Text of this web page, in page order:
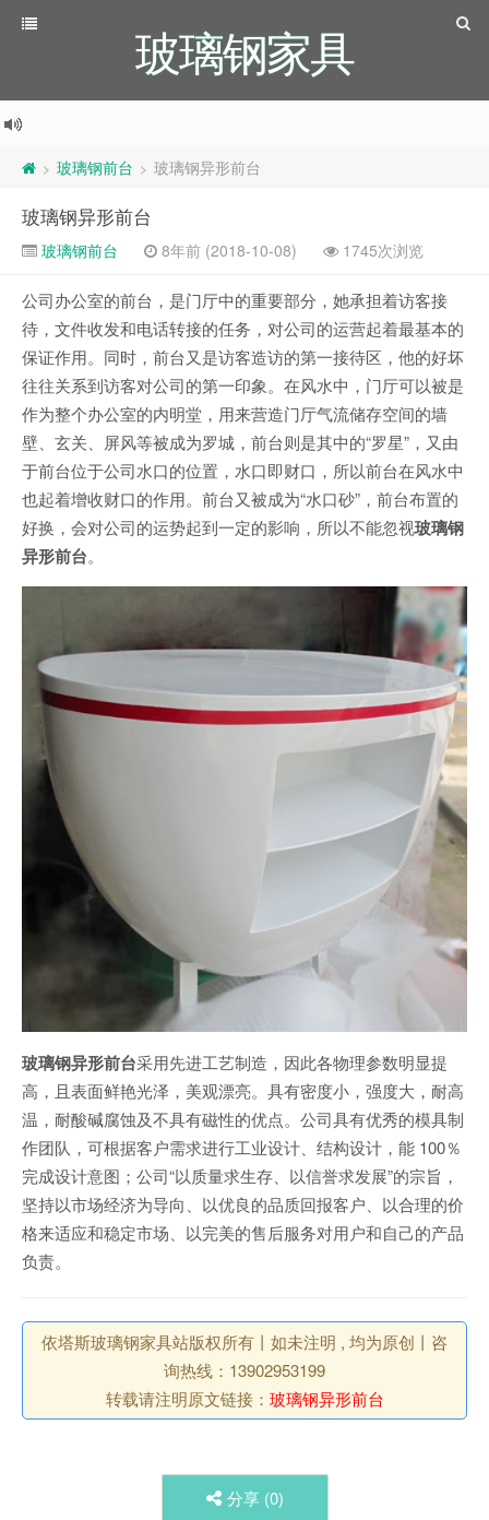
玻璃钢家具
> 玻璃钢前台 > 玻璃钢异形前台
玻璃钢异形前台
玻璃钢前台 8年前 (2018-10-08) 1745次浏览
公司办公室的前台，是门厅中的重要部分，她承担着访客接
待，文件收发和电话转接的任务，对公司的运营起着最基本的
保证作用。同时，前台又是访客造访的第一接待区，他的好坏
往往关系到访客对公司的第一印象。在风水中，门厅可以被是
作为整个办公室的内明堂，用来营造门厅气流储存空间的墙
壁、玄关、屏风等被成为罗城，前台则是其中的“罗星”，又由
于前台位于公司水口的位置，水口即财口，所以前台在风水中
也起着增收财口的作用。前台又被成为“水口砂”，前台布置的
好换，会对公司的运势起到一定的影响，所以不能忽视玻璃钢
异形前台。
玻璃钢异形前台采用先进工艺制造，因此各物理参数明显提
高，且表面鲜艳光泽，美观漂亮。具有密度小，强度大，耐高
温，耐酸碱腐蚀及不具有磁性的优点。公司具有优秀的模具制
作团队，可根据客户需求进行工业设计、结构设计，能 100％
完成设计意图；公司“以质量求生存、以信誉求发展”的宗旨，
坚持以市场经济为导向、以优良的品质回报客户、以合理的价
格来适应和稳定市场、以完美的售后服务对用户和自己的产品
负责。
依塔斯玻璃钢家具站版权所有丨如未注明 , 均为原创丨咨
询热线：13902953199
转载请注明原文链接： 玻璃钢异形前台
分享 (0)